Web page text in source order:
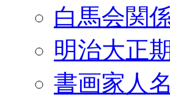
白馬会関
明治大正
書画家人